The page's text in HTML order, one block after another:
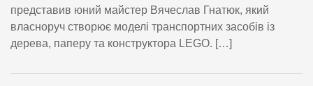
представив юний майстер Вячеслав Гнатюк, який
власноруч створює моделі транспортних засобів із
дерева, паперу та конструктора LEGO. […]